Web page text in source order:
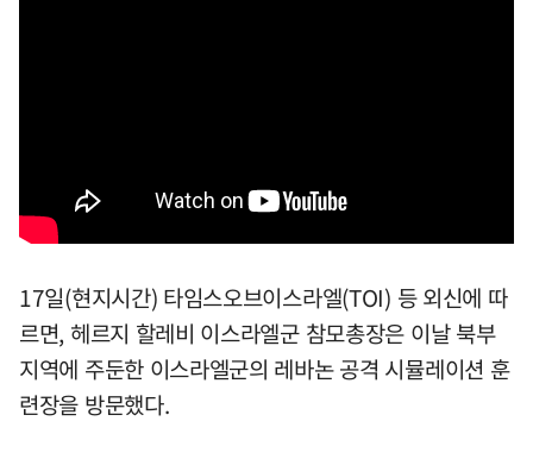
17일(현지시간) 타임스오브이스라엘(TOI) 등 외신에 따
르면, 헤르지 할레비 이스라엘군 참모총장은 이날 북부
지역에 주둔한 이스라엘군의 레바논 공격 시뮬레이션 훈
련장을 방문했다.